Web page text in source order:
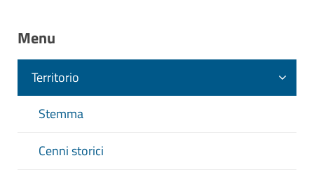
Menu
Territorio
Stemma
Cenni storici